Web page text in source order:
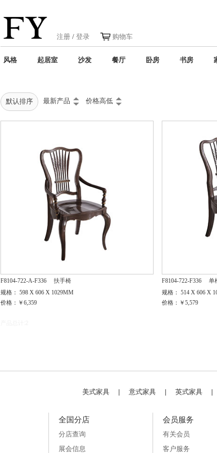
注册 / 登录 购物车
风格 起居室 沙发 餐厅 卧房 书房
默认排序 最新产品 价格高低
F8104-722-A-F336
扶手椅
规格： 598 X 606 X 1029MM
价格：￥6,359
F8104-722-F336
单
规格： 514 X 606 X
价格：￥5,579
美式家具 | 意式家具 | 英式家具 |
全国分店
分店查询
展会信息
会员服务
有关会员
客户服务